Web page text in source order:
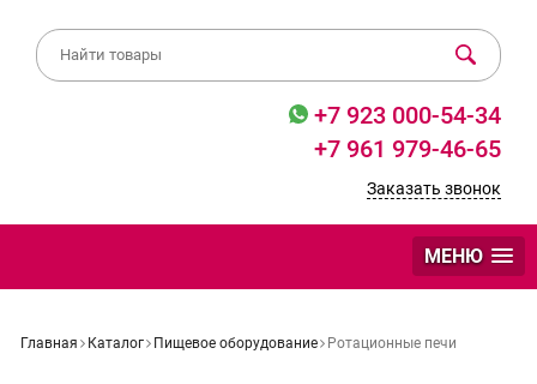
+7 923 000-54-34
+7 961 979-46-65
Заказать звонок
МЕНЮ
Главная Каталог Пищевое оборудование Ротационные печи